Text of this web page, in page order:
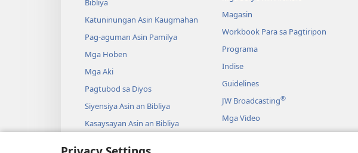
Bibliya
Katuninungan Asin Kaugmahan
Pag-aguman Asin Pamilya
Mga Hoben
Mga Aki
Pagtubod sa Diyos
Siyensiya Asin an Bibliya
Kasaysayan Asin an Bibliya
Magasin
Workbook Para sa Pagtiripon
Programa
Indise
Guidelines
JW Broadcasting®
Mga Video
Musika